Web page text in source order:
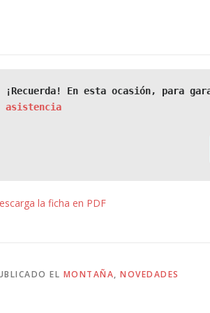
¡Recuerda! En esta ocasión, para
asistencia
la ficha en PDF
EL MONTAÑA, NOVEDADES